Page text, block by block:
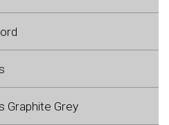
Graphite Grey